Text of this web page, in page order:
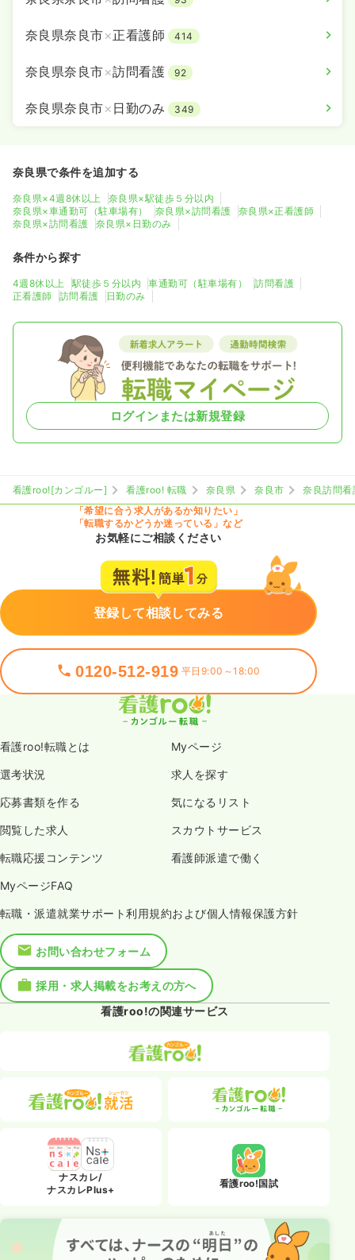
奈良県奈良市×正看護師 414
奈良県奈良市×訪問看護 92
奈良県奈良市× 日勤のみ 349
奈良県で条件を追加する
奈良県×4週8休以上
奈良県×駅徒歩５分以内
奈良県×車通勤可（駐車場有）
奈良県×訪問看護
奈良県×正看護師
奈良県×訪問看護
奈良県×日勤のみ
条件から探す
4週8休以上 駅徒歩５分以内 車通勤可（駐車場有）
訪問看護
正看護師
訪問看護 日勤のみ
ログインまたは新規登録
看護roo![カンゴルー] 看護roo! 転職 奈良県 奈良市
奈良訪問
「希望に合う求人があるか知りたい」
「転職するかどうか迷っている」など
お気軽にご相談ください
登録して相談してみる
0120-512-919 平日9:00～18:00
看護roo!転職とは Myページ
選考状況 求人を探す
応募書類を作る 気になるリスト
閲覧した求人 スカウトサービス
転職応援コンテンツ 看護師派遣で働く
MyページFAQ
転職・派遣就業サポート利用規約および個人情報保護方針
お問い合わせフォーム
採用・求人掲載をお考えの方へ
看護roo!の関連サービス
ナスカレ/
ナスカレPlus+
看護roo!国試